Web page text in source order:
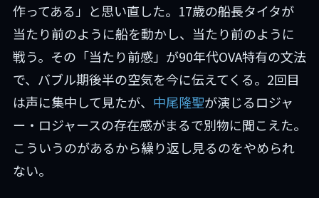
作ってある」と思い直した。17歳の船長タイタが
当たり前のように船を動かし、当たり前のように
戦う。その「当たり前感」が90年代OVA特有の文法
で、バブル期後半の空気を今に伝えてくる。2回目
は声に集中して見たが、 中尾隆聖が演じるロジャ
ー・ロジャースの存在感がまるで別物に聞こえた。
こういうのがあるから繰り返し見るのをやめられ
ない。